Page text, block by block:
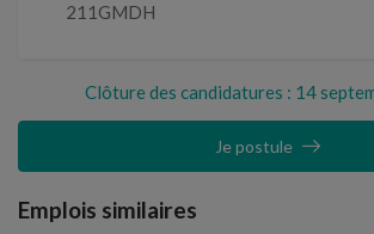
211GMDH
Clôture des candidatures : 14
Je postule
Emplois similaires